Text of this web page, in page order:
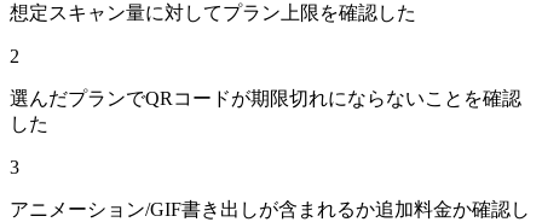
想定スキャン量に対してプラン上限を確認した
2
選んだプランでQRコードが期限切れにならないことを確認
した
3
アニメーション/GIF書き出しが含まれるか追加料金か確認し